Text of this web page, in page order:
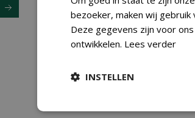
bezoeker, maken wij gebruik
Deze gegevens zijn voor
ontwikkelen. Lees verder
INSTELLEN